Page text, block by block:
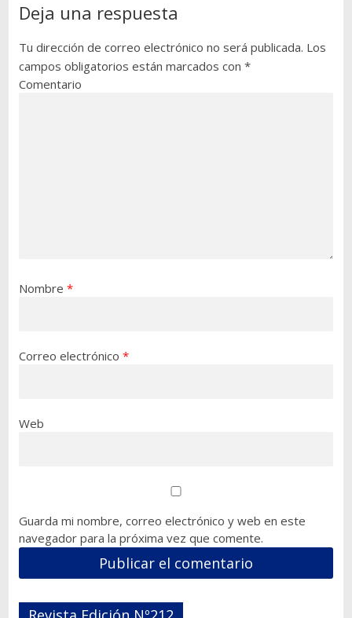
Deja una respuesta
Tu dirección de correo electrónico no será publicada. Los
campos obligatorios están marcados con *
Comentario
Nombre *
Correo electrónico *
Web
Guarda mi nombre, correo electrónico y web en este
navegador para la próxima vez que comente.